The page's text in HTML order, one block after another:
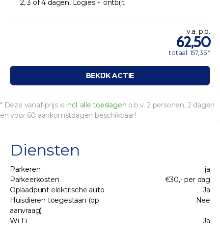
2, 3 of 4 dagen, Logies + ontbijt
v.a. p.p.
62,50
totaal: 157,35 *
BEKIJK ACTIE
* Deze vanaf-prijs is incl. alle toeslagen o.b.v. 2 personen, 2 dagen
en voor 60 aankomstdagen beschikbaar!
Diensten
Parkeren
ja
Parkeerkosten
€30,- per dag
Oplaadpunt elektrische auto
Ja
Huisdieren toegestaan (op
aanvraag)
Nee
Wi-Fi Ja